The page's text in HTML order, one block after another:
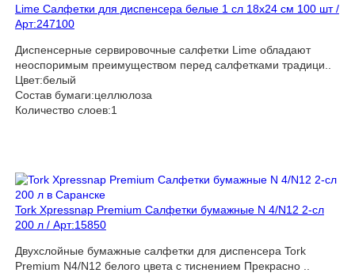
Lime Салфетки для диспенсера белые 1 сл 18х24 см 100 шт /
Арт:247100
Диспенсерные сервировочные салфетки Lime обладают
неоспоримым преимуществом перед салфетками традици..
Цвет:белый
Состав бумаги:целлюлоза
Количество слоев:1
Tork Xpressnap Premium Салфетки бумажные N 4/N12 2-сл
200 л / Арт:15850
Двухслойные бумажные салфетки для диспенсера Tork
Premium N4/N12 белого цвета с тиснением Прекрасно ..